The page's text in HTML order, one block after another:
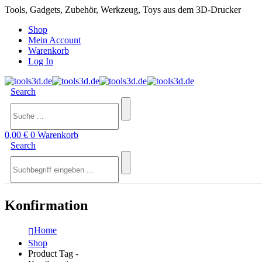
Tools, Gadgets, Zubehör, Werkzeug, Toys aus dem 3D-Drucker
Shop
Mein Account
Warenkorb
Log In
Search
0,00 € 0 Warenkorb
Search
Konfirmation
Home
Shop
Product Tag -